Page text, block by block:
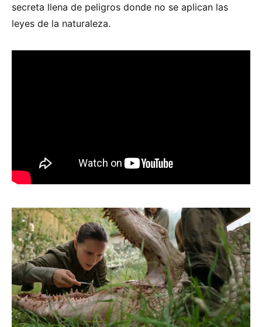
secreta llena de peligros donde no se aplican las
leyes de la naturaleza.